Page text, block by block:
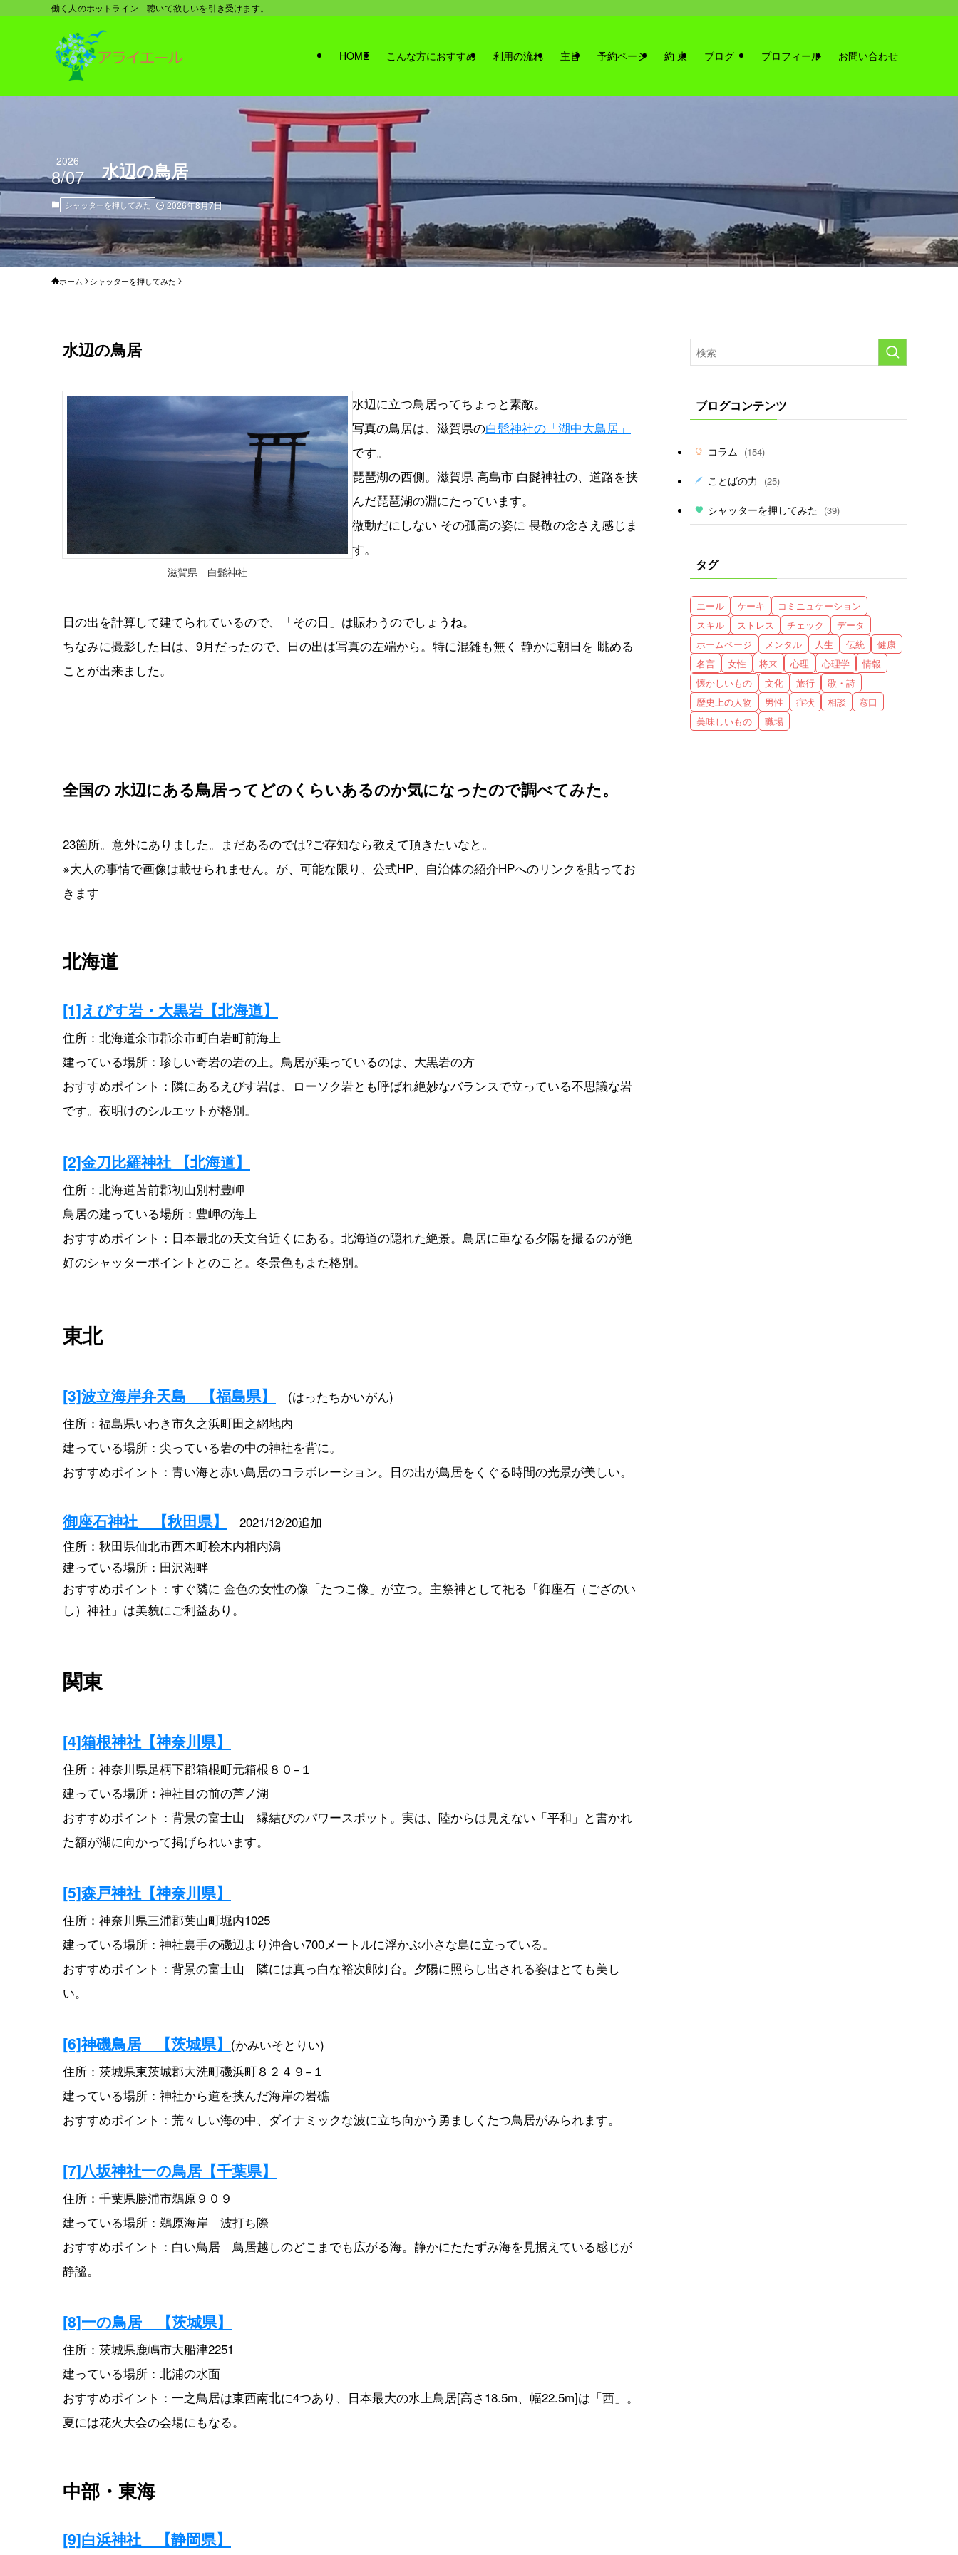
働く人のホットライン 聴いて欲しいを引き受けます。
HOME こんな方におすすめ 利用の流れ 主旨 予約ページ 約 束 ブログ プロフィール お問い合わせ
水辺の鳥居
2026
8/07
シャッターを押してみた 2026年8月7日
ホーム シャッターを押してみた
水辺の鳥居
滋賀県 白髭神社
水辺に立つ鳥居ってちょっと素敵。
写真の鳥居は、滋賀県の白髭神社の「湖中大鳥居」
です。
琵琶湖の西側。滋賀県 高島市 白髭神社の、道路を挟
んだ琵琶湖の淵にたっています。
微動だにしない その孤高の姿に 畏敬の念さえ感じま
す。
日の出を計算して建てられているので、「その日」は賑わうのでしょうね。
ちなみに撮影した日は、9月だったので、日の出は写真の左端から。特に混雑も無く 静かに朝日を 眺める
ことが出来ました。
全国の 水辺にある鳥居ってどのくらいあるのか気になったので調べてみた。
23箇所。意外にありました。まだあるのでは?ご存知なら教えて頂きたいなと。
※大人の事情で画像は載せられません。が、可能な限り、公式HP、自治体の紹介HPへのリンクを貼ってお
きます
北海道
[1]えびす岩・大黒岩【北海道】
住所：北海道余市郡余市町白岩町前海上
建っている場所：珍しい奇岩の岩の上。鳥居が乗っているのは、大黒岩の方
おすすめポイント：隣にあるえびす岩は、ローソク岩とも呼ばれ絶妙なバランスで立っている不思議な岩
です。夜明けのシルエットが格別。
[2]金刀比羅神社 【北海道】
住所：北海道苫前郡初山別村豊岬
鳥居の建っている場所：豊岬の海上
おすすめポイント：日本最北の天文台近くにある。北海道の隠れた絶景。鳥居に重なる夕陽を撮るのが絶
好のシャッターポイントとのこと。冬景色もまた格別。
東北
[3]波立海岸弁天島 【福島県】
(はったちかいがん)
住所：福島県いわき市久之浜町田之網地内
建っている場所：尖っている岩の中の神社を背に。
おすすめポイント：青い海と赤い鳥居のコラボレーション。日の出が鳥居をくぐる時間の光景が美しい。
御座石神社 【秋田県】
2021/12/20追加
住所：秋田県仙北市西木町桧木内相内潟
建っている場所：田沢湖畔
おすすめポイント：すぐ隣に 金色の女性の像「たつこ像」が立つ。主祭神として祀る「御座石（ござのい
し）神社」は美貌にご利益あり。
関東
[4]箱根神社【神奈川県】
住所：神奈川県足柄下郡箱根町元箱根８０−１
建っている場所：神社目の前の芦ノ湖
おすすめポイント：背景の富士山 縁結びのパワースポット。実は、陸からは見えない「平和」と書かれ
た額が湖に向かって掲げられいます。
[5]森戸神社【神奈川県】
住所：神奈川県三浦郡葉山町堀内1025
建っている場所：神社裏手の磯辺より沖合い700メートルに浮かぶ小さな島に立っている。
おすすめポイント：背景の富士山 隣には真っ白な裕次郎灯台。夕陽に照らし出される姿はとても美し
い。
[6]神磯鳥居 【茨城県】 (かみいそとりい)
住所：茨城県東茨城郡大洗町磯浜町８２４９−１
建っている場所：神社から道を挟んだ海岸の岩礁
おすすめポイント：荒々しい海の中、ダイナミックな波に立ち向かう勇ましくたつ鳥居がみられます。
[7]八坂神社一の鳥居 【千葉県】
住所：千葉県勝浦市鵜原９０９
建っている場所：鵜原海岸 波打ち際
おすすめポイント：白い鳥居 鳥居越しのどこまでも広がる海。静かにたたずみ海を見据えている感じが
静謐。
[8]一の鳥居 【茨城県】
住所：茨城県鹿嶋市大船津2251
建っている場所：北浦の水面
おすすめポイント：一之鳥居は東西南北に4つあり、日本最大の水上鳥居[高さ18.5m、幅22.5m]は「西」。
夏には花火大会の会場にもなる。
中部・東海
[9]白浜神社 【静岡県】
ブログコンテンツ
コラム (154)
ことばの力 (25)
シャッターを押してみた (39)
タグ
エール ケーキ
コミニュケーション
スキル
ストレス チェック
データ
ホームページ
メンタル 人生 伝統
健康
名言
女性 将来 心理 心理学
情報
懐かしいもの
文化 旅行
歌・詩
歴史上の人物
男性 症状 相談
窓口
美味しいもの
職場